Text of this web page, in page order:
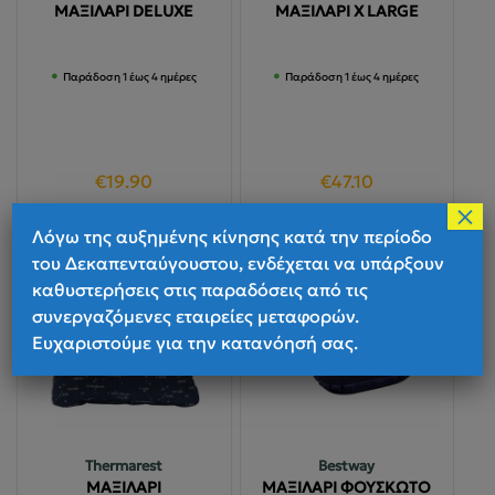
ΜΑΞΙΛΑΡΙ DELUXE
Παράδοση 1 έως 4 ημέρες
€19.90
το
προϊόν
έχει
πολλαπλές
παραλλαγές.
Οι
επιλογές
ΜΑΞΙΛΑΡΙ X LARGE
Παράδοση 1 έως 4 ημέρες
€47.10
Προσθήκη στο καλάθι
Thermarest
ΜΑΞΙΛΑΡΙ
Bestway
ΜΑΞΙΛΑΡΙ ΦΟΥΣΚΩΤΟ
Λόγω της αυξημένης κίνησης κατά την περίοδο
του Δεκαπενταύγουστου, ενδέχεται να υπάρξουν
καθυστερήσεις στις παραδόσεις από τις
συνεργαζόμενες εταιρείες μεταφορών.
Ευχαριστούμε για την κατανόησή σας.
×